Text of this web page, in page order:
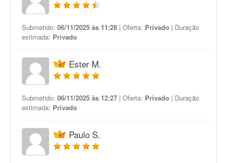
Submetido: 06/11/2025 às 11:28 | Oferta: Privado | Duração
estimada: Privado
Ester M.
Submetido: 06/11/2025 às 12:27 | Oferta: Privado | Duração
estimada: Privado
Paulo S.